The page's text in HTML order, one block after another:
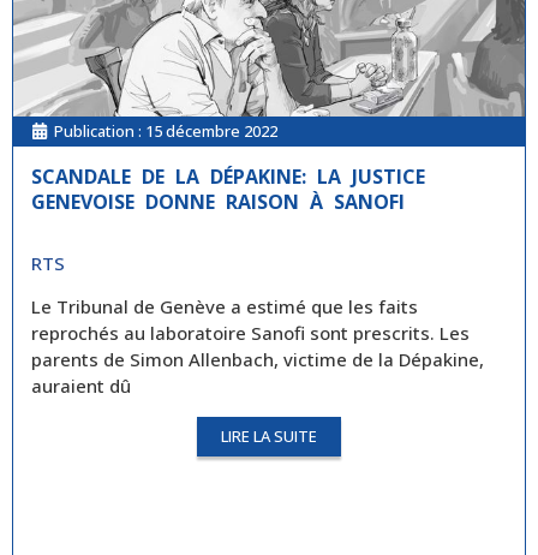
Publication : 15 décembre 2022
SCANDALE DE LA DÉPAKINE: LA JUSTICE
GENEVOISE DONNE RAISON À SANOFI
RTS
Le Tribunal de Genève a estimé que les faits
reprochés au laboratoire Sanofi sont prescrits. Les
parents de Simon Allenbach, victime de la Dépakine,
auraient dû
LIRE LA SUITE